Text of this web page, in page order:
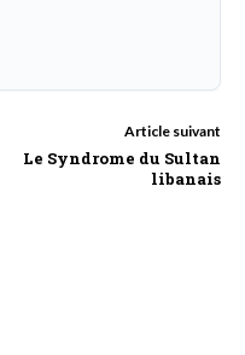
Article suivant
Le Syndrome du Sultan
libanais